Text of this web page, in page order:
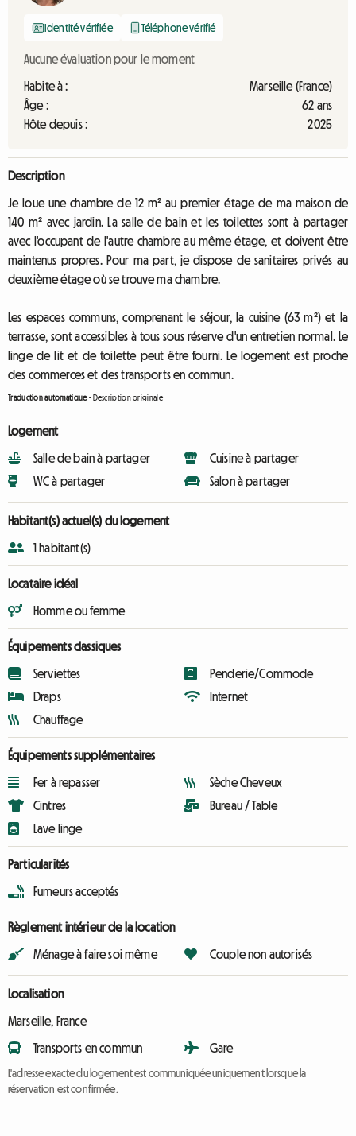
Identité vérifiée Téléphone vérifié
Aucune évaluation pour le moment
Habite à :
Marseille (France)
Âge :
62 ans
Hôte depuis :
2025
Description
Je loue une chambre de 12 m² au premier étage de ma maison de
140 m² avec jardin. La salle de bain et les toilettes sont à partager
avec l'occupant de l'autre chambre au même étage, et doivent être
maintenus propres. Pour ma part, je dispose de sanitaires privés au
deuxième étage où se trouve ma chambre.
Les espaces communs, comprenant le séjour, la cuisine (63 m²) et la
terrasse, sont accessibles à tous sous réserve d'un entretien normal. Le
linge de lit et de toilette peut être fourni. Le logement est proche
des commerces et des transports en commun.
Traduction automatique- Description originale
Logement
Salle de bain à partager
WC à partager
Cuisine à partager
Salon à partager
Habitant(s) actuel(s) du logement
1 habitant(s)
Locataire idéal
Homme ou femme
Équipements classiques
Serviettes
Draps
Chauffage
Penderie/Commode
Internet
Équipements supplémentaires
Fer à repasser
Cintres
Lave linge
Sèche Cheveux
Bureau / Table
Particularités
Fumeurs acceptés
Règlement intérieur de la location
Ménage à faire soi même Couple non autorisés
Localisation
Marseille, France
Transports en commun Gare
L'adresse exacte du logement est communiquée uniquement lorsque la
réservation est confirmée.